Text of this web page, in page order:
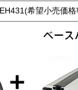
EH431(希望小売価